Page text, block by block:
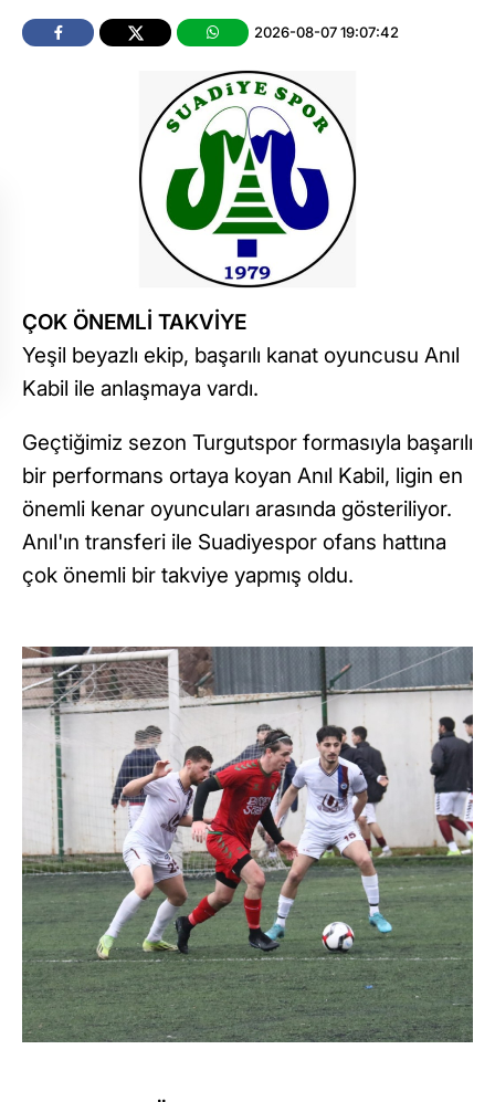
2026-08-07 19:07:42
ÇOK ÖNEMLİ TAKVİYE
Yeşil beyazlı ekip, başarılı kanat oyuncusu Anıl
Kabil ile anlaşmaya vardı.
Geçtiğimiz sezon Turgutspor formasıyla başarılı
bir performans ortaya koyan Anıl Kabil, ligin en
önemli kenar oyuncuları arasında gösteriliyor.
Anıl'ın transferi ile Suadiyespor ofans hattına
çok önemli bir takviye yapmış oldu.